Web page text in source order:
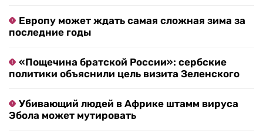
Европу может ждать самая сложная зима за
последние годы
«Пощечина братской России»: сербские
политики объяснили цель визита Зеленского
Убивающий людей в Африке штамм вируса
Эбола может мутировать